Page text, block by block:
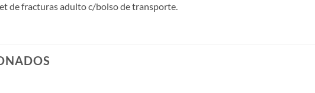
de fracturas adulto c/bolso de transporte.